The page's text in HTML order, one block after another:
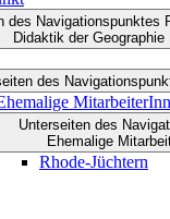
des Navigationspunktes
Didaktik der Geographie
des
Unterseiten des
Ehemalige
Rhode-Jüchtern